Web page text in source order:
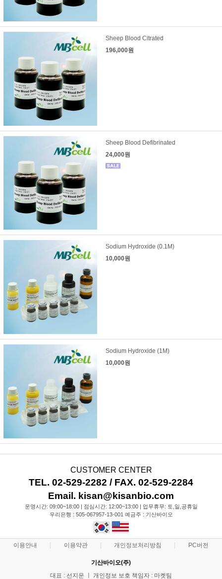
Sheep Blood Citrated
196,000원
Sheep Blood Defibrinated
24,000원
Sodium Hydroxide (0.1M)
10,000원
Sodium Hydroxide (1M)
10,000원
CUSTOMER CENTER
TEL. 02-529-2282 / FAX. 02-529-2284
Email. kisan@kisanbio.com
운영시간: 09:00~18:00 | 점심시간: 12:00~13:00 | 업무휴무: 토,일,공휴일
우리은행 : 505-067957-13-001 예금주 : 기산바이오
이용안내 이용약관 개인정보처리방침 PC버전
기산바이오(주)
대표 : 선지운 ㅣ 개인정보 보호 책임자 : 마켓팀